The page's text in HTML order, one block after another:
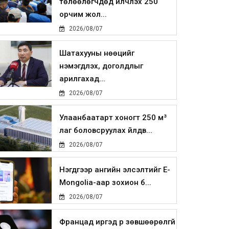
орчим жол...
2026/08/07
Шатахууны нөөцийг
нэмэгдүүлэх, доголдлыг
арилгахад...
2026/08/07
Улаанбаатарт хоногт 250 м³
лаг боловсруулах үйлдв...
2026/08/07
Нэгдүгээр ангийн элсэлтийг E-
Mongolia-аар зохион б...
2026/08/07
Францад иргэд рүү зөвшөөрөлгүй